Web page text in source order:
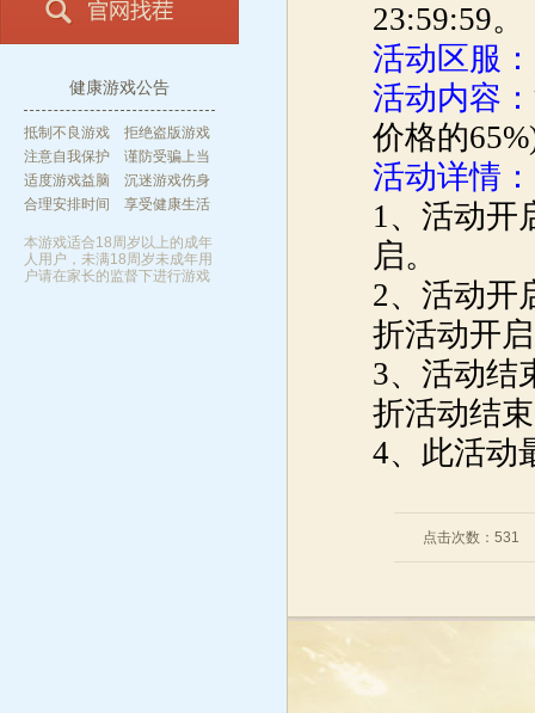
健康游戏公告
抵制不良游戏 拒绝盗版游戏
注意自我保护 谨防受骗上当
适度游戏益脑 沉迷游戏伤身
合理安排时间 享受健康生活
本游戏适合18周岁以上的成年
人用户，未满18周岁未成年用
户请在家长的监督下进行游戏
23:59:59。
活动区服：
活动内容：
价格的
活动详情：
1、活动开
启。
2、活动
折活动开
3、活动
折活动结
4、此活动
点击次数：531